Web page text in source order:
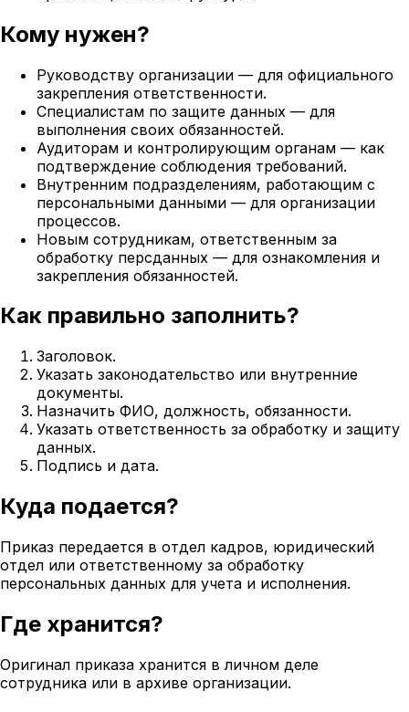
Кому нужен?
Руководству организации — для официального
закрепления ответственности.
Специалистам по защите данных — для
выполнения своих обязанностей.
Аудиторам и контролирующим органам — как
подтверждение соблюдения требований.
Внутренним подразделениям, работающим с
персональными данными — для организации
процессов.
Новым сотрудникам, ответственным за
обработку персданных — для ознакомления и
закрепления обязанностей.
Как правильно заполнить?
Заголовок.
Указать законодательство или внутренние
документы.
Назначить ФИО, должность, обязанности.
Указать ответственность за обработку и защиту
данных.
Подпись и дата.
Куда подается?
Приказ передается в отдел кадров, юридический
отдел или ответственному за обработку
персональных данных для учета и исполнения.
Где хранится?
Оригинал приказа хранится в личном деле
сотрудника или в архиве организации.